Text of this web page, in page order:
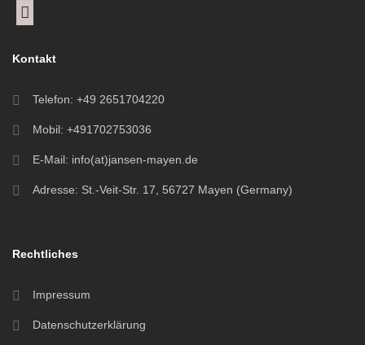
Kontakt
Telefon: +49 2651704220
Mobil: +491702753036
E-Mail: info(at)jansen-mayen.de
Adresse: St.-Veit-Str. 17, 56727 Mayen (Germany)
Rechtliches
Impressum
Datenschutzerklärung